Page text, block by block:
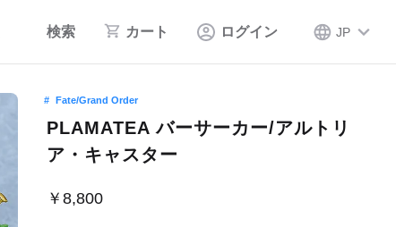
検索 カート ログイン JP
Fate/Grand Order
PLAMATEA バーサーカー/アルトリ
ア・キャスター
￥8,800